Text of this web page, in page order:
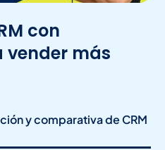
con
más
y comparativa de CRM